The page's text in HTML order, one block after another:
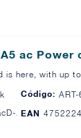
ac Power
is here, with up
Código:
RBSXTG-5HPacD-SAEAN